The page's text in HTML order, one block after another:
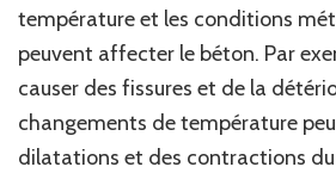
température et les conditions
peuvent affecter le béton. Par
causer des fissures et de la
changements de température
dilatations et des contractions